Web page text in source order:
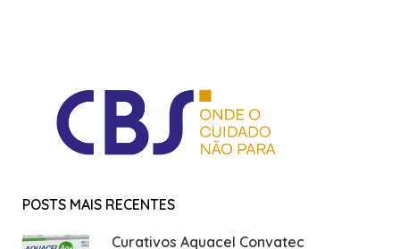
POSTS MAIS RECENTES
Curativos Aquacel Convatec